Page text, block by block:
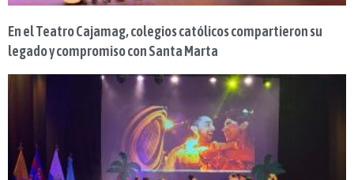
En el Teatro Cajamag, colegios católicos compartieron su
legado y compromiso con Santa Marta